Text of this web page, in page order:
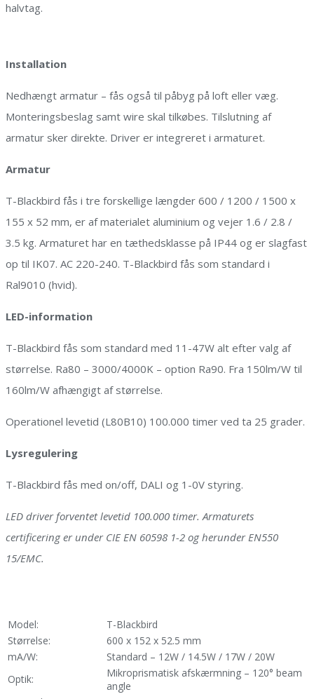
halvtag.
Installation
Nedhængt armatur – fås også til påbyg på loft eller væg.
Monteringsbeslag samt wire skal tilkøbes. Tilslutning af
armatur sker direkte. Driver er integreret i armaturet.
Armatur
T-Blackbird fås i tre forskellige længder 600 / 1200 / 1500 x
155 x 52 mm, er af materialet aluminium og vejer 1.6 / 2.8 /
3.5 kg. Armaturet har en tæthedsklasse på IP44 og er slagfast
op til IK07. AC 220-240. T-Blackbird fås som standard i
Ral9010 (hvid).
LED-information
T-Blackbird fås som standard med 11-47W alt efter valg af
størrelse. Ra80 – 3000/4000K – option Ra90. Fra 150lm/W til
160lm/W afhængigt af størrelse.
Operationel levetid (L80B10) 100.000 timer ved ta 25 grader.
Lysregulering
T-Blackbird fås med on/off, DALI og 1-0V styring.
LED driver forventet levetid 100.000 timer. Armaturets
certificering er under CIE EN 60598 1-2 og herunder EN550
15/EMC.
Model:
T-Blackbird
Størrelse:
600 x 152 x 52.5 mm
mA/W:
Standard – 12W / 14.5W / 17W / 20W
Optik:
Mikroprismatisk afskærmning – 120° beam
angle